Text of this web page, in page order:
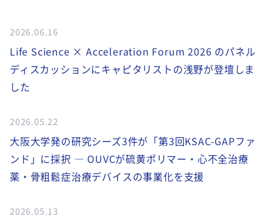
2026.06.16
Life Science × Acceleration Forum 2026 のパネル
ディスカッションにキャピタリストの浅野が登壇しま
した
2026.05.22
大阪大学発の研究シーズ3件が「第3回KSAC-GAPファ
ンド」に採択 ― OUVCが硫黄ポリマー・心不全治療
薬・骨粗鬆症治療デバイスの事業化を支援
2026.05.13